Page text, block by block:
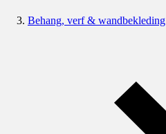
Behang, verf & wandbekleding